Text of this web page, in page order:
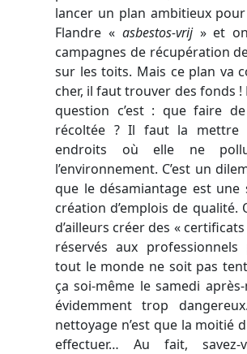
lancer un plan ambitieux
Flandre « asbestos-vrij»et
campagnes de récupération
sur les toits. Mais ce plan va
cher, il faut trouver des fonds !
question c’est : que faire de
récoltée ? Il faut la mettre
endroits où elle ne
l’environnement. C’est un
que le désamiantage est une
création d’emplois de qualité.
d’ailleurs créer des «
réservés aux
tout le monde ne soit pas
ça soi-même le samedi après-
évidemment trop
nettoyage n’est que la moitié
effectuer… Au fait, savez-